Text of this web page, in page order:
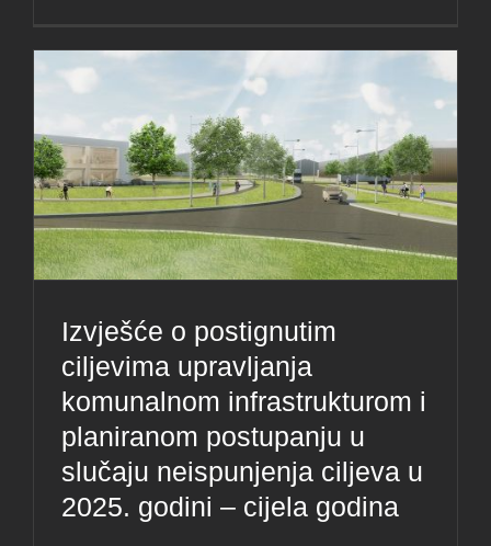
Izvješće o postignutim
ciljevima upravljanja
komunalnom infrastrukturom i
planiranom postupanju u
slučaju neispunjenja ciljeva u
2025. godini – cijela godina